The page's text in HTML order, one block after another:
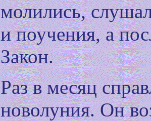
молились,
и поучения, а
Закон.
Раз в месяц
новолуния. Он